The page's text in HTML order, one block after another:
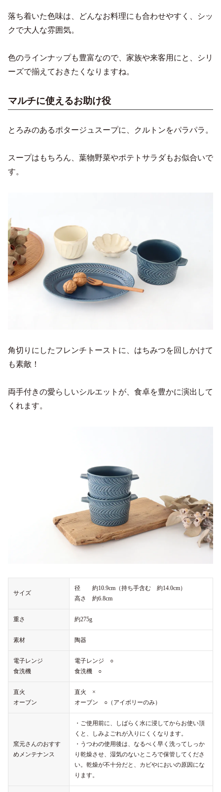
落ち着いた色味は、どんなお料理にも合わせやすく、シッ
クで大人な雰囲気。
色のラインナップも豊富なので、家族や来客用にと、シリ
ーズで揃えておきたくなりますね。
マルチに使えるお助け役
とろみのあるポタージュスープに、クルトンをパラパラ。
スープはもちろん、葉物野菜やポテトサラダもお似合いで
す。
角切りにしたフレンチトーストに、はちみつを回しかけて
も素敵！
両手付きの愛らしいシルエットが、食卓を豊かに演出して
くれます。
サイズ
径 約10.9cm（持ち手含む 約14.0cm）
高さ 約6.8cm
重さ 約275g
素材 陶器
電子レンジ
食洗機
電子レンジ ○
食洗機 ○
直火
オーブン
直火 ×
オーブン ○（アイボリーのみ）
窯元さんのおすす
めメンテナンス
・ご使用前に、しばらく水に浸してからお使い頂
くと、しみよごれが入りにくくなります。
・うつわの使用後は、なるべく早く洗ってしっか
り乾燥させ、湿気のないところで保管してくださ
い。乾燥が不十分だと、カビやにおいの原因にな
ります。